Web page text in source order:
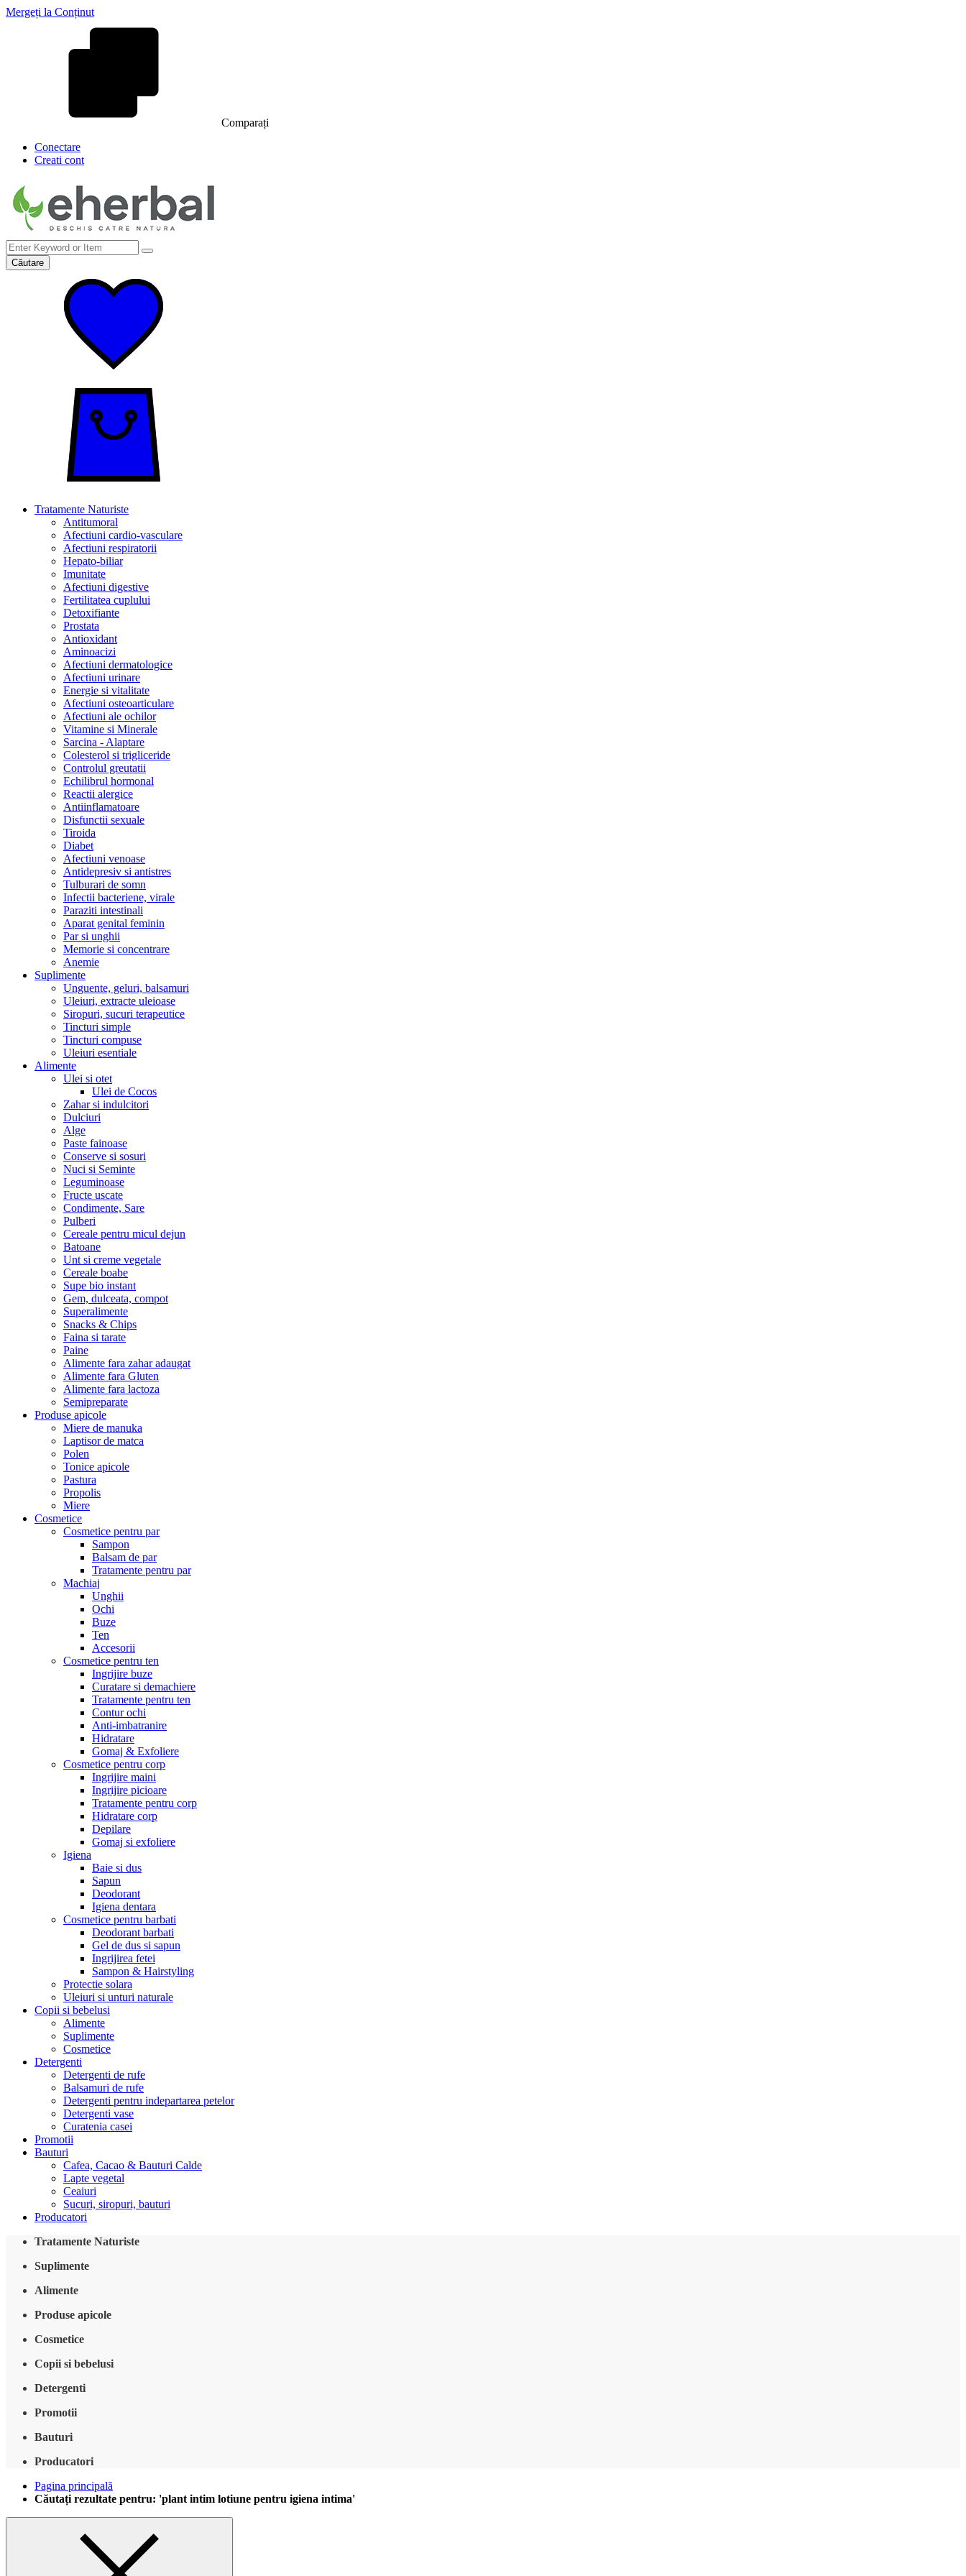
Mergeți la Conținut
Comparați
Conectare
Creati cont
Căutare
Tratamente Naturiste
Antitumoral
Afectiuni cardio-vasculare
Afectiuni respiratorii
Hepato-biliar
Imunitate
Afectiuni digestive
Fertilitatea cuplului
Detoxifiante
Prostata
Antioxidant
Aminoacizi
Afectiuni dermatologice
Afectiuni urinare
Energie si vitalitate
Afectiuni osteoarticulare
Afectiuni ale ochilor
Vitamine si Minerale
Sarcina - Alaptare
Colesterol si trigliceride
Controlul greutatii
Echilibrul hormonal
Reactii alergice
Antiinflamatoare
Disfunctii sexuale
Tiroida
Diabet
Afectiuni venoase
Antidepresiv si antistres
Tulburari de somn
Infectii bacteriene, virale
Paraziti intestinali
Aparat genital feminin
Par si unghii
Memorie si concentrare
Anemie
Suplimente
Unguente, geluri, balsamuri
Uleiuri, extracte uleioase
Siropuri, sucuri terapeutice
Tincturi simple
Tincturi compuse
Uleiuri esentiale
Alimente
Ulei si otet
Ulei de Cocos
Zahar si indulcitori
Dulciuri
Alge
Paste fainoase
Conserve si sosuri
Nuci si Seminte
Leguminoase
Fructe uscate
Condimente, Sare
Pulberi
Cereale pentru micul dejun
Batoane
Unt si creme vegetale
Cereale boabe
Supe bio instant
Gem, dulceata, compot
Superalimente
Snacks & Chips
Faina si tarate
Paine
Alimente fara zahar adaugat
Alimente fara Gluten
Alimente fara lactoza
Semipreparate
Produse apicole
Miere de manuka
Laptisor de matca
Polen
Tonice apicole
Pastura
Propolis
Miere
Cosmetice
Cosmetice pentru par
Sampon
Balsam de par
Tratamente pentru par
Machiaj
Unghii
Ochi
Buze
Ten
Accesorii
Cosmetice pentru ten
Ingrijire buze
Curatare si demachiere
Tratamente pentru ten
Contur ochi
Anti-imbatranire
Hidratare
Gomaj & Exfoliere
Cosmetice pentru corp
Ingrijire maini
Ingrijire picioare
Tratamente pentru corp
Hidratare corp
Depilare
Gomaj si exfoliere
Igiena
Baie si dus
Sapun
Deodorant
Igiena dentara
Cosmetice pentru barbati
Deodorant barbati
Gel de dus si sapun
Ingrijirea fetei
Sampon & Hairstyling
Protectie solara
Uleiuri si unturi naturale
Copii si bebelusi
Alimente
Suplimente
Cosmetice
Detergenti
Detergenti de rufe
Balsamuri de rufe
Detergenti pentru indepartarea petelor
Detergenti vase
Curatenia casei
Promotii
Bauturi
Cafea, Cacao & Bauturi Calde
Lapte vegetal
Ceaiuri
Sucuri, siropuri, bauturi
Producatori
Tratamente Naturiste
Suplimente
Alimente
Produse apicole
Cosmetice
Copii si bebelusi
Detergenti
Promotii
Bauturi
Producatori
Pagina principală
Căutați rezultate pentru: 'plant intim lotiune pentru igiena intima'